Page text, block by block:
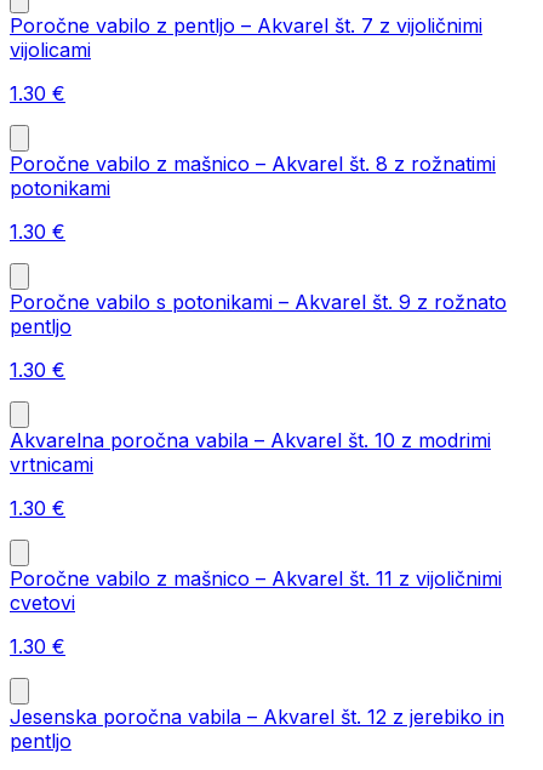
Poročne vabilo z pentljo – Akvarel št. 7 z vijoličnimi
vijolicami
1.30 €
Poročne vabilo z mašnico – Akvarel št. 8 z rožnatimi
potonikami
1.30 €
Poročne vabilo s potonikami – Akvarel št. 9 z rožnato
pentljo
1.30 €
Akvarelna poročna vabila – Akvarel št. 10 z modrimi
vrtnicami
1.30 €
Poročne vabilo z mašnico – Akvarel št. 11 z vijoličnimi
cvetovi
1.30 €
Jesenska poročna vabila – Akvarel št. 12 z jerebiko in
pentljo